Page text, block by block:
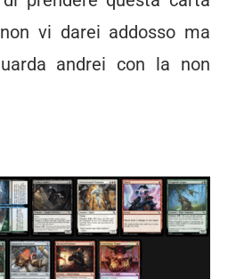
vi darei addosso ma
andrei con la non